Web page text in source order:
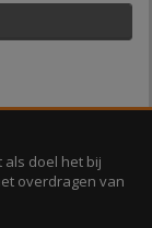
doel het bij
overdragen van